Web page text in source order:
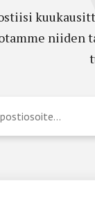
niiden